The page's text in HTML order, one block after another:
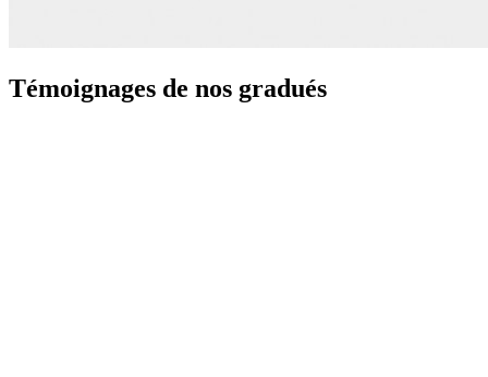
Témoignages de nos gradués